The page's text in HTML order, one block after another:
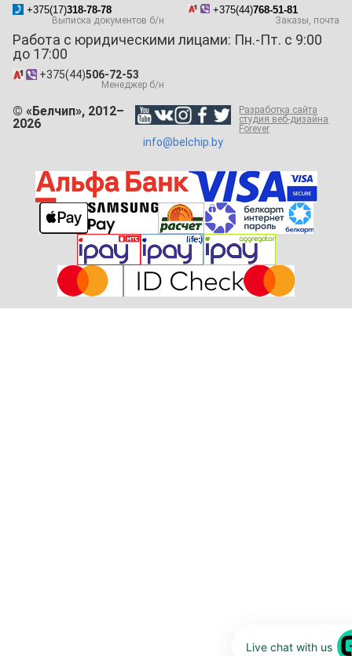
+375(17)318-78-78
Выписка документов б/н
+375(44)768-51-81
Заказы, почта
+375(44)506-72-53
Менеджер б/н
Работа с юридическими лицами: Пн.-Пт. с 9:00
до 17:00
info@belchip.by
© «Белчип», 2012–
2026
Разработка сайта
студия веб-дизайна
Forever
Live chat with us